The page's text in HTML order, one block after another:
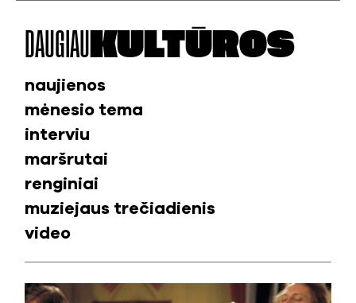
DAUGIAU KULTŪROS
naujienos
mėnesio tema
interviu
maršrutai
renginiai
muziejaus trečiadienis
video